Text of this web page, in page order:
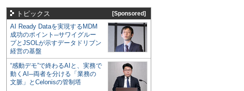
トピックス [Sponsored]
AI Ready Dataを実現するMDM
成功のポイント─サワイグルー
プとJSOLが示すデータドリブン
経営の基盤
“感動デモ”で終わるAIと、実務で
動くAI─両者を分ける「業務の
文脈」とCelonisの管制塔